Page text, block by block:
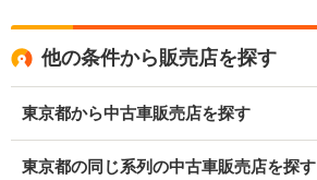
他の条件から販売店を探す
東京都から中古車販売店を探す
東京都の同じ系列の中古車販売店を探す